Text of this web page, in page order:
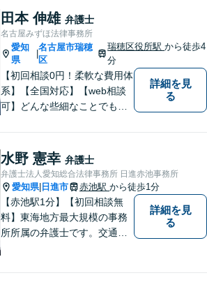
田本 伸雄 弁護士
名古屋みずほ法律事務所
愛知
県
名古屋市瑞穂
区
瑞穂区役所駅から徒歩4
分
【初回相談0円！柔軟な費用体
系】【全国対応】【web相談
可】どんな些細なことでもお
ターネット／削除請求や開示
請求、利用規約などのトラブ
ルはお任せ！相続／感情面の
納得感を重視します。
詳細を見
る
水野 憲幸 弁護士
弁護士法人愛知総合法律事務所 日進赤池事務所
愛知県| 日進市 赤池駅 から徒歩1分
【赤池駅1分】【初回相談無
料】東海地方最大規模の事務
所所属の弁護士です。交通事
詳細を見
る